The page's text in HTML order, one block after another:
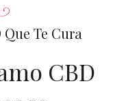
Te Cura
CBD